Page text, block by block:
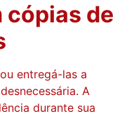
cópias de
entregá-las a
A
durante sua